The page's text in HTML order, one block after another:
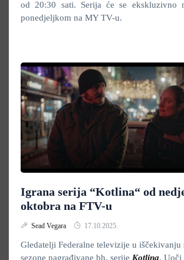
od 20:30 sati. Serija će se ekskluzivno
ponedjeljkom na MY TV-u.
Igrana serija “Kotlina“ od
oktobra na FTV-u
Sead Vegara 17.10.2025.
Gledatelji Federalne televizije u iščekivanju
sezone nagrađivane bh. serije Kotlina. Uoči